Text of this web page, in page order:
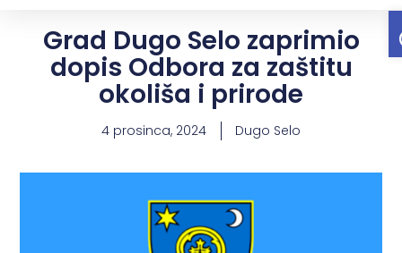
Grad Dugo Selo zaprimio
dopis Odbora za zaštitu
okoliša i prirode
4 prosinca, 2024 Dugo Selo